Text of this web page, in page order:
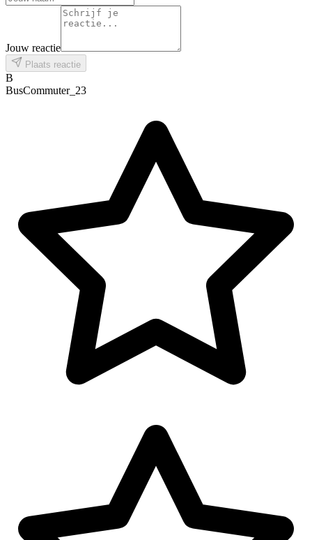
Jouw reactie
Plaats reactie
B
BusCommuter_23